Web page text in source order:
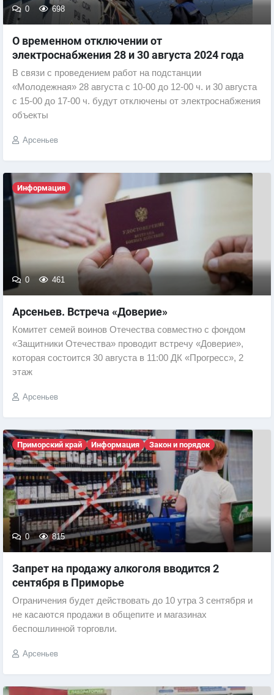
0 698
О временном отключении от
электроснабжения 28 и 30 августа 2024 года
В связи с проведением работ на подстанции
«Молодежная» 28 августа с 10-00 до 12-00 ч. и 30 августа
с 15-00 до 17-00 ч. будут отключены от электроснабжения
объекты
Арсеньев
Информация
0 461
Арсеньев. Встреча «Доверие»
Комитет семей воинов Отечества совместно с фондом
«Защитники Отечества» проводит встречу «Доверие»,
которая состоится 30 августа в 11:00 ДК «Прогресс», 2
этаж
Арсеньев
Приморский край Информация Закон и порядок
0 815
Запрет на продажу алкоголя вводится 2
сентября в Приморье
Ограничения будет действовать до 10 утра 3 сентября и
не касаются продажи в общепите и магазинах
беспошлинной торговли.
Арсеньев